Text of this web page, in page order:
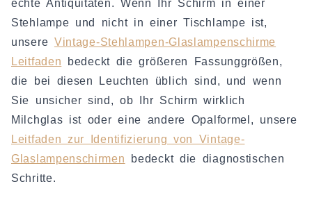
echte Antiquitäten. Wenn Ihr Schirm in einer
Stehlampe und nicht in einer Tischlampe ist,
unsere Vintage-Stehlampen-Glaslampenschirme
Leitfaden bedeckt die größeren Fassunggrößen,
die bei diesen Leuchten üblich sind, und wenn
Sie unsicher sind, ob Ihr Schirm wirklich
Milchglas ist oder eine andere Opalformel, unsere
Leitfaden zur Identifizierung von Vintage-
Glaslampenschirmen bedeckt die diagnostischen
Schritte.